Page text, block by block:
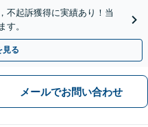
不起訴獲得に実績あり！当
す。
見る
メールでお問い合わせ